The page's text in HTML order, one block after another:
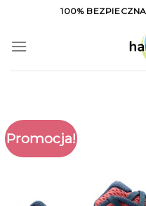
content
100%
Promocja!